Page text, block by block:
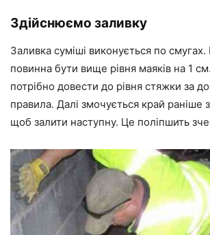
Здійснюємо заливку
Заливка суміші виконується по
повинна бути вище рівня маяків на 1
потрібно довести до рівня стяжки за
правила. Далі змочується край раніше
щоб залити наступну. Це поліпшить